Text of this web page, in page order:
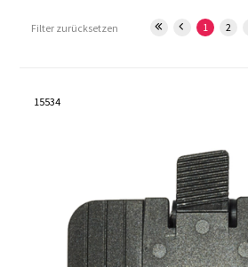
Filter zurücksetzen 1 2
15534